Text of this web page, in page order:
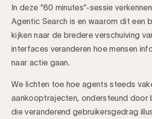
Introductie
In deze “60 minutes”-sessie
Agentic Search is en waarom dit een
kijken naar de bredere verschuiving
interfaces veranderen hoe mensen
naar actie gaan.
We lichten toe hoe agents steeds
aankooptrajecten, ondersteund door
die veranderend gebruikersgedrag